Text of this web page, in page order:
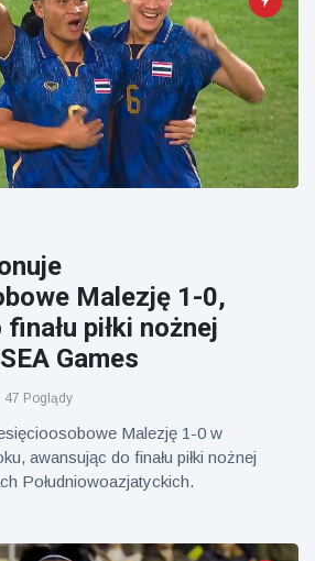
Malezję 1-0,
piłki nożnej
Games
47 Poglądy
Malezję 1-0 w
awansując do finału piłki nożnej
Południowoazjatyckich.